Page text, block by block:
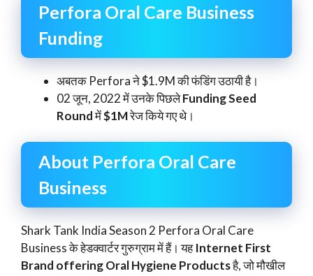
Perfora Oral Care Business
Funding
अबतक Perfora ने $1.9M की फंडिंग उठायी है।
02 जून, 2022 में उनके पिछलेFunding Seed
Roundमें$1Mरेज किये गए थे।
About Perfora Oral Care
Business
Shark Tank India Season 2 Perfora Oral Care
Business के हेडक्वार्टर गुरुग्राम में हैं। यहInternet First
Brand offering Oral Hygiene Productsहै, जो मौखील